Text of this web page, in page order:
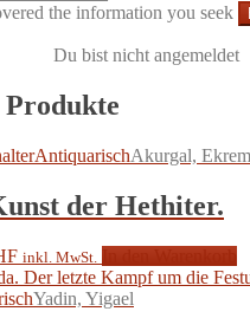
the information you seek
Du bist nicht angemeldet
AntiquarischAkurgal,
der Hethiter.
inkl. MwSt.
Yadin, Yigael